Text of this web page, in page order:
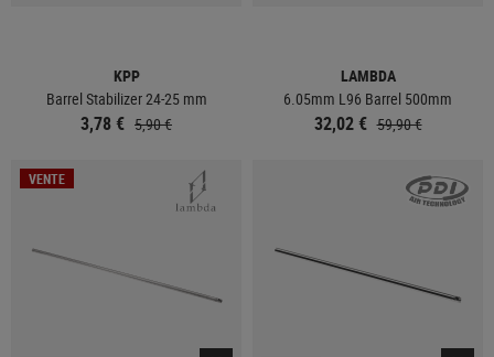
KPP
Barrel Stabilizer 24-25 mm
3,78 € 5,90 €
LAMBDA
6.05mm L96 Barrel 500mm
32,02 € 59,90 €
VENTE